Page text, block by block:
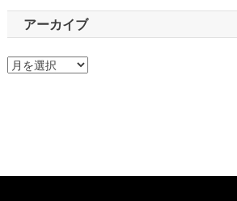
アーカイブ
ア